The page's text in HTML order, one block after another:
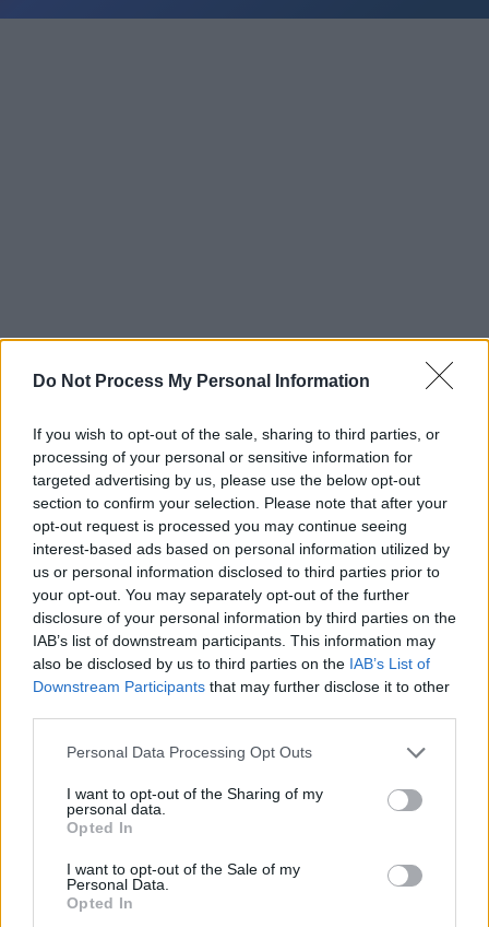
Do Not Process My Personal Information
If you wish to opt-out of the sale, sharing to third parties, or
processing of your personal or sensitive information for
targeted advertising by us, please use the below opt-out
section to confirm your selection. Please note that after your
opt-out request is processed you may continue seeing
interest-based ads based on personal information utilized by
us or personal information disclosed to third parties prior to
your opt-out. You may separately opt-out of the further
disclosure of your personal information by third parties on the
IAB’s list of downstream participants. This information may
also be disclosed by us to third parties on the IAB’s List of
Downstream Participants that may further disclose it to other
Personal Data Processing Opt Outs
I want to opt-out of the Sharing of my
personal data.
Opted In
I want to opt-out of the Sale of my
Personal Data.
Opted In
Deutschland,2026
Telenovela
Vincent ist geschockt, da eine Trennung mit Katja im Raum steht.
Kilian weiß nicht mehr, wem er glauben kann. Massimo ist überrascht,